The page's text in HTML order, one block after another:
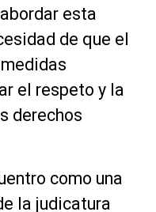
esta
de que el
el respeto y la
derechos
como una
la judicatura